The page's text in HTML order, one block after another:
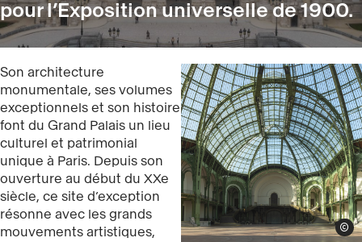
pour l’Exposition universelle de 1900.
Son architecture
monumentale, ses volumes
exceptionnels et son histoire
font du Grand Palais un lieu
culturel et patrimonial
unique à Paris. Depuis son
ouverture au début du XXe
siècle, ce site d’exception
résonne avec les grands
mouvements artistiques,